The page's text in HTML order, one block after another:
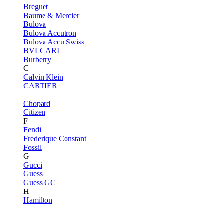
Breguet
Baume & Mercier
Bulova
Bulova Accutron
Bulova Accu Swiss
BVLGARI
Burberry
C
Calvin Klein
CARTIER
Chopard
Citizen
F
Fendi
Frederique Constant
Fossil
G
Gucci
Guess
Guess GC
H
Hamilton